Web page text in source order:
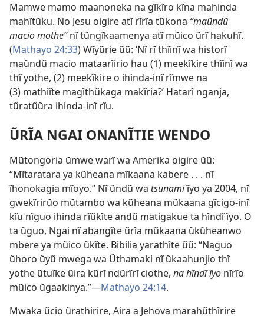
Mamwe mamo maanoneka na gĩkĩro kĩna mahinda
mahĩtũku. No Jesu oigire atĩ rĩrĩa tũkona “maũndũ
macio mothe”nĩ tũngĩkaamenya atĩ mũico ũrĩ hakuhĩ.
(Mathayo 24:33) Wĩyũrie ũũ: ‘Nĩ rĩ thĩinĩ wa historĩ
maũndũ macio mataarĩirio hau (1) meekĩkire thĩinĩ wa
thĩ yothe, (2) meekĩkire o ihinda-inĩ rĩmwe na
(3) mathiĩte magĩthũkaga makĩria?’ Hatarĩ nganja,
tũratũũra ihinda-inĩ rĩu.
ŨRĨA NGAI ONANĨTIE WENDO
Mũtongoria ũmwe warĩ wa Amerika oigire ũũ:
“Mĩtaratara ya kũheana mĩkaana kabere . . . nĩ
ĩhonokagia mĩoyo.” Nĩ ũndũ wa tsunamiĩyo ya 2004, nĩ
gwekĩrirũo mũtambo wa kũheana mũkaana gĩcigo-inĩ
kĩu nĩguo ihinda rĩũkĩte andũ matigakue ta hĩndĩ ĩyo. O
ta ũguo, Ngai nĩ abangĩte ũrĩa mũkaana ũkũheanwo
mbere ya mũico ũkĩte. Bibilia yarathĩte ũũ: “Naguo
ũhoro ũyũ mwega wa Ũthamaki nĩ ũkaahunjio thĩ
yothe ũtuĩke ũira kũrĩ ndũrĩrĩ ciothe, na hĩndĩ ĩyo nĩrĩo
mũico ũgaakinya.”​—Mathayo 24:14.
Mwaka ũcio ũrathirire, Aira a Jehova marahũthĩrire